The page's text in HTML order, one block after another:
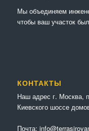
Мы объединяем
чтобы ваш участок
КОНТАКТЫ
Наш адрес г. Москва,
Киевского шоссе
Почта: